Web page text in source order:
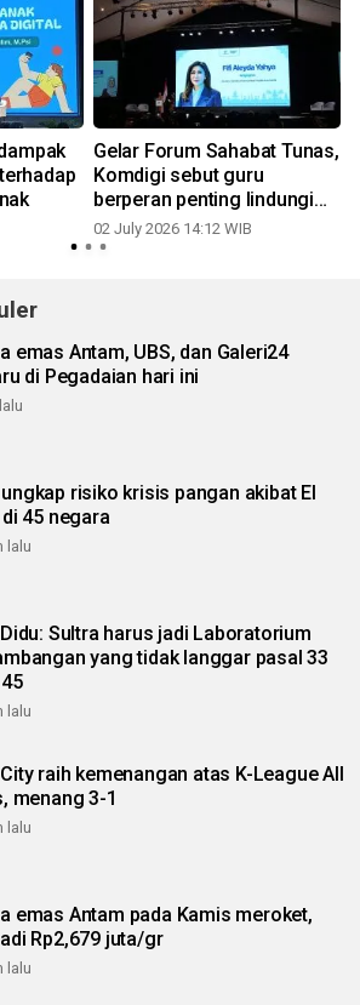
Gelar Forum Sahabat Tunas,
Komdigi sebut guru
berperan penting lindungi
anak di ruang digital
02 July 2026 14:12 WIB
emas Antam, UBS, dan Galeri24
di Pegadaian hari ini
ungkap risiko krisis pangan akibat El
45 negara
lalu
Sultra harus jadi Laboratorium
yang tidak langgar pasal 33
lalu
raih kemenangan atas K-League All
menang 3-1
lalu
emas Antam pada Kamis meroket,
Rp2,679 juta/gr
lalu